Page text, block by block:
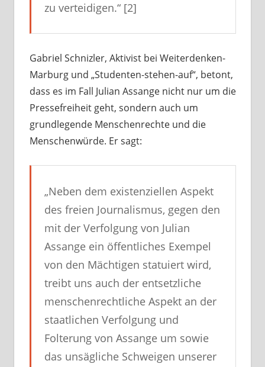
zu verteidigen.“ [2]
Gabriel Schnizler, Aktivist bei Weiterdenken-
Marburg und „Studenten-stehen-auf“, betont,
dass es im Fall Julian Assange nicht nur um die
Pressefreiheit geht, sondern auch um
grundlegende Menschenrechte und die
Menschenwürde. Er sagt:
„Neben dem existenziellen Aspekt
des freien Journalismus, gegen den
mit der Verfolgung von Julian
Assange ein öffentliches Exempel
von den Mächtigen statuiert wird,
treibt uns auch der entsetzliche
menschenrechtliche Aspekt an der
staatlichen Verfolgung und
Folterung von Assange um sowie
das unsägliche Schweigen unserer